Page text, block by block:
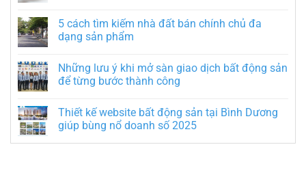
5 cách tìm kiếm nhà đất bán chính chủ đa
dạng sản phẩm
Những lưu ý khi mở sàn giao dịch bất động sản
để từng bước thành công
Thiết kế website bất động sản tại Bình Dương
giúp bùng nổ doanh số 2025